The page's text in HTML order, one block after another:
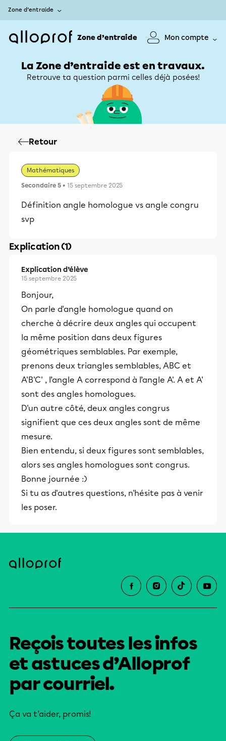
Zone d’entraide
Zone d’entraide Mon compte
La Zone d’entraide est en travaux.
Retrouve ta question parmi celles déjà posées!
Retour
Mathématiques
Secondaire 5 • 15 septembre 2025
Définition angle homologue vs angle congru
svp
Explication (1)
Explication d’élève
15 septembre 2025
Bonjour,
On parle d'angle homologue quand on
cherche à décrire deux angles qui occupent
la même position dans deux figures
géométriques semblables. Par exemple,
prenons deux triangles semblables, ABC et
A'B'C' , l’angle A correspond à l’angle A'. A et A'
sont des angles homologues.
D'un autre côté, deux angles congrus
signifient que ces deux angles sont de même
mesure.
Bien entendu, si deux figures sont semblables,
alors ses angles homologues sont congrus.
Bonne journée :)
Si tu as d'autres questions, n'hésite pas à venir
les poser.
Reçois toutes les infos
et astuces d’Alloprof
par courriel.
Ça va t’aider, promis!